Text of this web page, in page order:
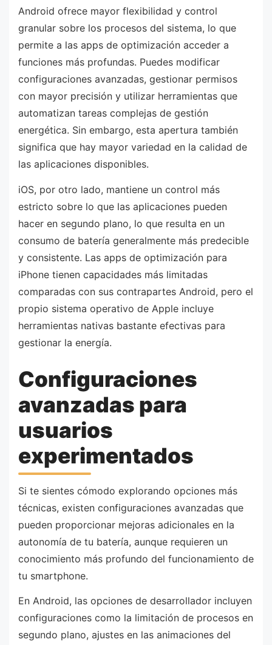
Android ofrece mayor flexibilidad y control
granular sobre los procesos del sistema, lo que
permite a las apps de optimización acceder a
funciones más profundas. Puedes modificar
configuraciones avanzadas, gestionar permisos
con mayor precisión y utilizar herramientas que
automatizan tareas complejas de gestión
energética. Sin embargo, esta apertura también
significa que hay mayor variedad en la calidad de
las aplicaciones disponibles.
iOS, por otro lado, mantiene un control más
estricto sobre lo que las aplicaciones pueden
hacer en segundo plano, lo que resulta en un
consumo de batería generalmente más predecible
y consistente. Las apps de optimización para
iPhone tienen capacidades más limitadas
comparadas con sus contrapartes Android, pero el
propio sistema operativo de Apple incluye
herramientas nativas bastante efectivas para
gestionar la energía.
Configuraciones
avanzadas para
usuarios
experimentados
Si te sientes cómodo explorando opciones más
técnicas, existen configuraciones avanzadas que
pueden proporcionar mejoras adicionales en la
autonomía de tu batería, aunque requieren un
conocimiento más profundo del funcionamiento de
tu smartphone.
En Android, las opciones de desarrollador incluyen
configuraciones como la limitación de procesos en
segundo plano, ajustes en las animaciones del